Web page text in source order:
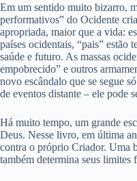
Em um sentido muito bizarro,
performativos” do Ocidente
apropriada, maior que a vida:
países ocidentais, “pais” estão
saúde e futuro. As massas
empobrecido” e outros
novo escândalo que se segue
de eventos distante – ele pode
Há muito tempo, um grande
Deus. Nesse livro, em última
contra o próprio Criador. Uma
também determina seus limites